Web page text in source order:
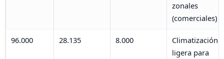
zonales
(comerciales)
96.000 28.135 8.000
Climatización
ligera para